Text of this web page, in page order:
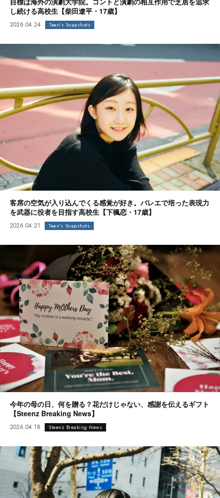
し続ける高校生【柴田遼平・17歳】
2026.04.24 Teen's Snapshots
客席の空気が入り込んでくる感覚が好き。バレエで培った表現力
を武器に役者を目指す高校生【下楓恋・17歳】
2026.04.21 Teen's Snapshots
今年の母の日、何を贈る？花だけじゃない、感謝を伝えるギフト
【Steenz Breaking News】
2026.04.18 Steenz Breaking News